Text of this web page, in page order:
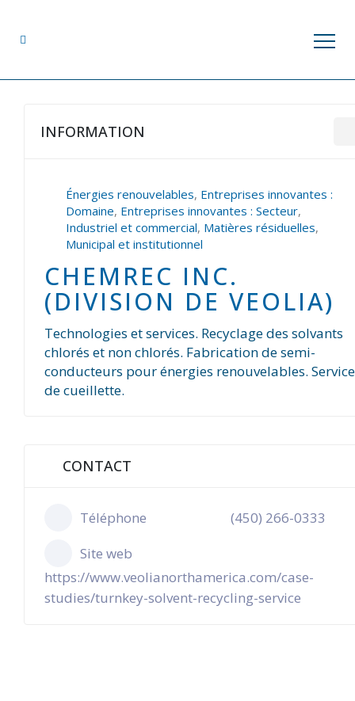
INFORMATION
Énergies renouvelables, Entreprises innovantes :
Domaine, Entreprises innovantes : Secteur,
Industriel et commercial, Matières résiduelles,
Municipal et institutionnel
CHEMREC INC.
(DIVISION DE VEOLIA)
Technologies et services. Recyclage des solvants
chlorés et non chlorés. Fabrication de semi-
conducteurs pour énergies renouvelables. Service
de cueillette.
CONTACT
Téléphone
(450) 266-0333
Site web
https://www.veolianorthamerica.com/case-
studies/turnkey-solvent-recycling-service